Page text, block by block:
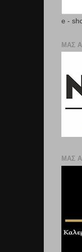
e -
ΜΑΣ
ΜΑΣ